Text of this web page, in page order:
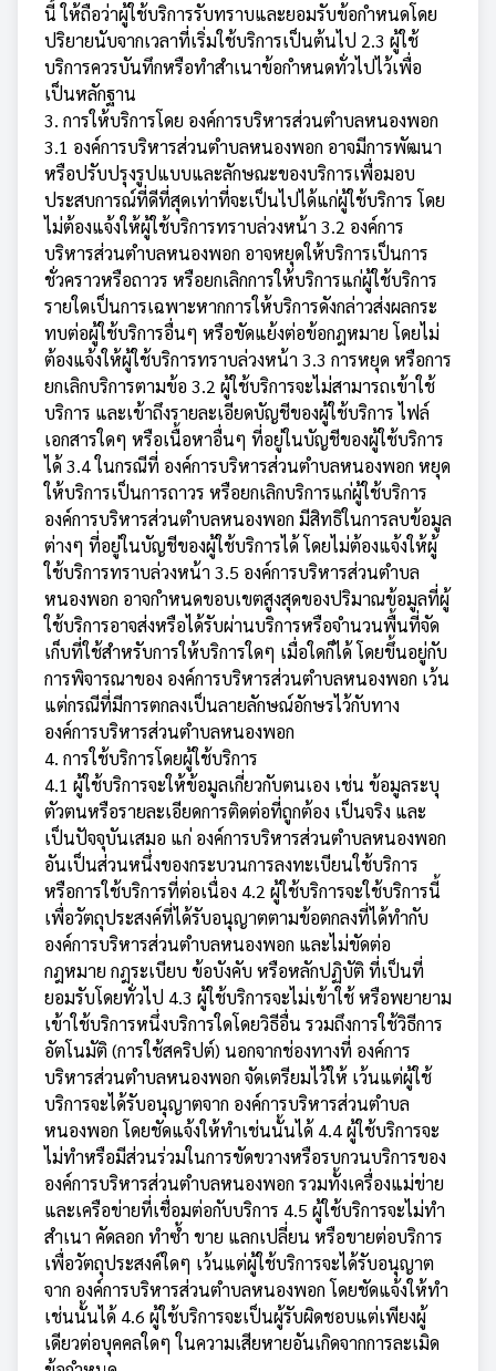
นี้ ให้ถือว่าผู้ใช้บริการรับทราบและยอมรับข้อกำหนดโดย
ปริยายนับจากเวลาที่เริ่มใช้บริการเป็นต้นไป 2.3 ผู้ใช้
บริการควรบันทึกหรือทำสำเนาข้อกำหนดทั่วไปไว้เพื่อ
เป็นหลักฐาน
3. การให้บริการโดย องค์การบริหารส่วนตำบลหนองพอก
3.1 องค์การบริหารส่วนตำบลหนองพอก อาจมีการพัฒนา
หรือปรับปรุงรูปแบบและลักษณะของบริการเพื่อมอบ
ประสบการณ์ที่ดีที่สุดเท่าที่จะเป็นไปได้แก่ผู้ใช้บริการ โดย
ไม่ต้องแจ้งให้ผู้ใช้บริการทราบล่วงหน้า 3.2 องค์การ
บริหารส่วนตำบลหนองพอก อาจหยุดให้บริการเป็นการ
ชั่วคราวหรือถาวร หรือยกเลิกการให้บริการแก่ผู้ใช้บริการ
รายใดเป็นการเฉพาะหากการให้บริการดังกล่าวส่งผลกระ
ทบต่อผู้ใช้บริการอื่นๆ หรือขัดแย้งต่อข้อกฎหมาย โดยไม่
ต้องแจ้งให้ผู้ใช้บริการทราบล่วงหน้า 3.3 การหยุด หรือการ
ยกเลิกบริการตามข้อ 3.2 ผู้ใช้บริการจะไม่สามารถเข้าใช้
บริการ และเข้าถึงรายละเอียดบัญชีของผู้ใช้บริการ ไฟล์
เอกสารใดๆ หรือเนื้อหาอื่นๆ ที่อยู่ในบัญชีของผู้ใช้บริการ
ได้ 3.4 ในกรณีที่ องค์การบริหารส่วนตำบลหนองพอก หยุด
ให้บริการเป็นการถาวร หรือยกเลิกบริการแก่ผู้ใช้บริการ
องค์การบริหารส่วนตำบลหนองพอก มีสิทธิในการลบข้อมูล
ต่างๆ ที่อยู่ในบัญชีของผู้ใช้บริการได้ โดยไม่ต้องแจ้งให้ผู้
ใช้บริการทราบล่วงหน้า 3.5 องค์การบริหารส่วนตำบล
หนองพอก อาจกำหนดขอบเขตสูงสุดของปริมาณข้อมูลที่ผู้
ใช้บริการอาจส่งหรือได้รับผ่านบริการหรือจำนวนพื้นที่จัด
เก็บที่ใช้สำหรับการให้บริการใดๆ เมื่อใดก็ได้ โดยขึ้นอยู่กับ
การพิจารณาของ องค์การบริหารส่วนตำบลหนองพอก เว้น
แต่กรณีที่มีการตกลงเป็นลายลักษณ์อักษรไว้กับทาง
องค์การบริหารส่วนตำบลหนองพอก
4. การใช้บริการโดยผู้ใช้บริการ
4.1 ผู้ใช้บริการจะให้ข้อมูลเกี่ยวกับตนเอง เช่น ข้อมูลระบุ
ตัวตนหรือรายละเอียดการติดต่อที่ถูกต้อง เป็นจริง และ
เป็นปัจจุบันเสมอ แก่ องค์การบริหารส่วนตำบลหนองพอก
อันเป็นส่วนหนึ่งของกระบวนการลงทะเบียนใช้บริการ
หรือการใช้บริการที่ต่อเนื่อง 4.2 ผู้ใช้บริการจะใช้บริการนี้
เพื่อวัตถุประสงค์ที่ได้รับอนุญาตตามข้อตกลงที่ได้ทำกับ
องค์การบริหารส่วนตำบลหนองพอก และไม่ขัดต่อ
กฎหมาย กฎระเบียบ ข้อบังคับ หรือหลักปฏิบัติ ที่เป็นที่
ยอมรับโดยทั่วไป 4.3 ผู้ใช้บริการจะไม่เข้าใช้ หรือพยายาม
เข้าใช้บริการหนึ่งบริการใดโดยวิธีอื่น รวมถึงการใช้วิธีการ
อัตโนมัติ (การใช้สคริปต์) นอกจากช่องทางที่ องค์การ
บริหารส่วนตำบลหนองพอก จัดเตรียมไว้ให้ เว้นแต่ผู้ใช้
บริการจะได้รับอนุญาตจาก องค์การบริหารส่วนตำบล
หนองพอก โดยชัดแจ้งให้ทำเช่นนั้นได้ 4.4 ผู้ใช้บริการจะ
ไม่ทำหรือมีส่วนร่วมในการขัดขวางหรือรบกวนบริการของ
องค์การบริหารส่วนตำบลหนองพอก รวมทั้งเครื่องแม่ข่าย
และเครือข่ายที่เชื่อมต่อกับบริการ 4.5 ผู้ใช้บริการจะไม่ทำ
สำเนา คัดลอก ทำซ้ำ ขาย แลกเปลี่ยน หรือขายต่อบริการ
เพื่อวัตถุประสงค์ใดๆ เว้นแต่ผู้ใช้บริการจะได้รับอนุญาต
จาก องค์การบริหารส่วนตำบลหนองพอก โดยชัดแจ้งให้ทำ
เช่นนั้นได้ 4.6 ผู้ใช้บริการจะเป็นผู้รับผิดชอบแต่เพียงผู้
เดียวต่อบุคคลใดๆ ในความเสียหายอันเกิดจากการละเมิด